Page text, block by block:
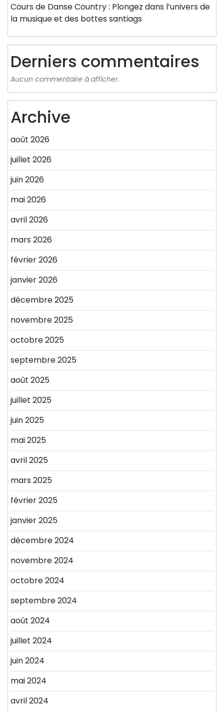
Cours de Danse Country : Plongez dans l’univers de
la musique et des bottes santiags
Derniers commentaires
Aucun commentaire à afficher.
Archive
août 2026
juillet 2026
juin 2026
mai 2026
avril 2026
mars 2026
février 2026
janvier 2026
décembre 2025
novembre 2025
octobre 2025
septembre 2025
août 2025
juillet 2025
juin 2025
mai 2025
avril 2025
mars 2025
février 2025
janvier 2025
décembre 2024
novembre 2024
octobre 2024
septembre 2024
août 2024
juillet 2024
juin 2024
mai 2024
avril 2024